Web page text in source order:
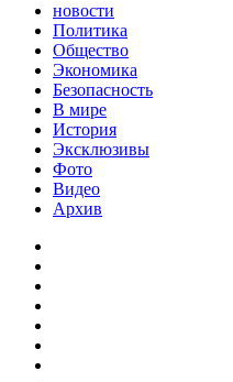
новости
Политика
Общество
Экономика
Безопасность
В мире
История
Эксклюзивы
Фото
Видео
Архив